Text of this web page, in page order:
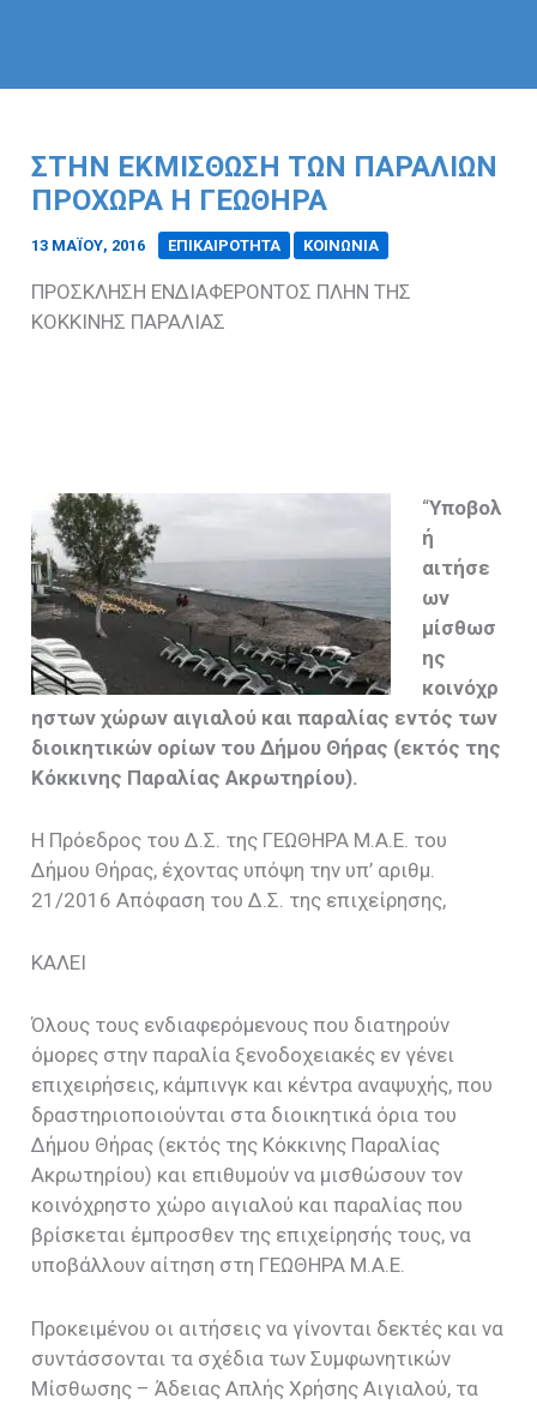
ΣΤΗΝ ΕΚΜΙΣΘΩΣΗ ΤΩΝ ΠΑΡΑΛΙΩΝ
ΠΡΟΧΩΡΑ Η ΓΕΩΘΗΡΑ
13 ΜΑΪ́ΟΥ, 2016 ΕΠΙΚΑΙΡΟΤΗΤΑ ΚΟΙΝΩΝΙΑ
ΠΡΟΣΚΛΗΣΗ ΕΝΔΙΑΦΕΡΟΝΤΟΣ ΠΛΗΝ ΤΗΣ
ΚΟΚΚΙΝΗΣ ΠΑΡΑΛΙΑΣ
“Υποβολ
ή
αιτήσε
ων
μίσθωσ
ης
κοινόχρ
ηστων χώρων αιγιαλού και παραλίας εντός των
διοικητικών ορίων του Δήμου Θήρας (εκτός της
Κόκκινης Παραλίας Ακρωτηρίου).
Η Πρόεδρος του Δ.Σ. της ΓΕΩΘΗΡΑ Μ.Α.Ε. του
Δήμου Θήρας, έχοντας υπόψη την υπ’ αριθμ.
21/2016 Απόφαση του Δ.Σ. της επιχείρησης,
ΚΑΛΕΙ
Όλους τους ενδιαφερόμενους που διατηρούν
όμορες στην παραλία ξενοδοχειακές εν γένει
επιχειρήσεις, κάμπινγκ και κέντρα αναψυχής, που
δραστηριοποιούνται στα διοικητικά όρια του
Δήμου Θήρας (εκτός της Κόκκινης Παραλίας
Ακρωτηρίου) και επιθυμούν να μισθώσουν τον
κοινόχρηστο χώρο αιγιαλού και παραλίας που
βρίσκεται έμπροσθεν της επιχείρησής τους, να
υποβάλλουν αίτηση στη ΓΕΩΘΗΡΑ Μ.Α.Ε.
Προκειμένου οι αιτήσεις να γίνονται δεκτές και να
συντάσσονται τα σχέδια των Συμφωνητικών
Μίσθωσης – Άδειας Απλής Χρήσης Αιγιαλού, τα